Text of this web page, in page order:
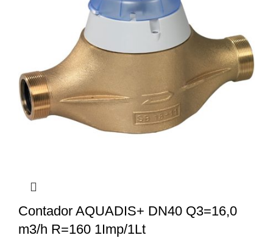
Contador AQUADIS+ DN40 Q3=16,0
m3/h R=160 1Imp/1Lt